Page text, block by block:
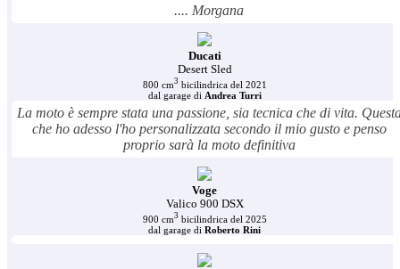
.... Morgana
Ducati
Desert Sled
800 cm3 bicilindrica del 2021
dal garage di Andrea Turri
La moto è sempre stata una passione, sia tecnica che di vita.
che ho adesso l'ho personalizzata secondo il mio gusto e penso
proprio sarà la moto definitiva
Voge
Valico 900 DSX
900 cm3 bicilindrica del 2025
dal garage di Roberto Rini